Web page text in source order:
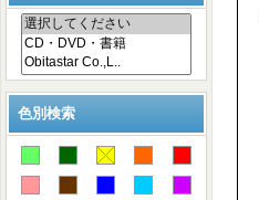
色別検索